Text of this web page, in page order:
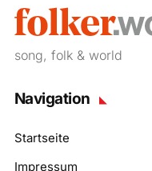
song, folk & world
Navigation
Startseite
Impressum